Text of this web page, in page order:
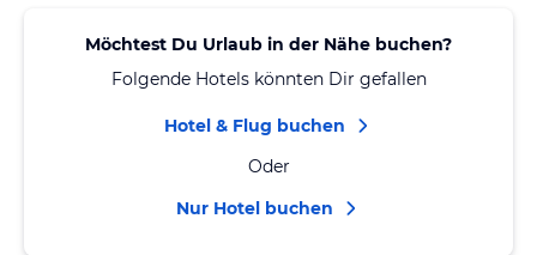
Möchtest Du Urlaub in der Nähe buchen?
Folgende Hotels könnten Dir gefallen
Hotel & Flug buchen
Oder
Nur Hotel buchen